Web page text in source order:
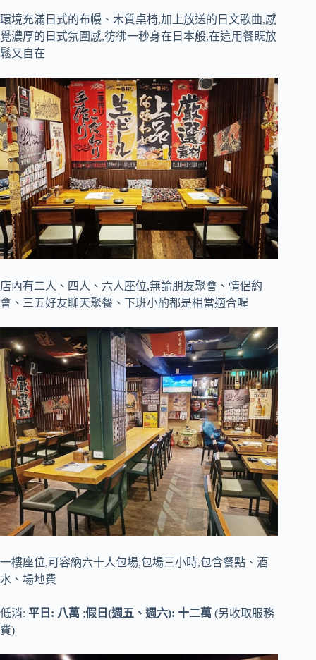
環境充滿日式的布幔、木質桌椅,加上放送的日文歌曲,感
覺濃厚的日式氛圍感,彷彿一秒身在日本般,在這用餐既放
鬆又自在
店內有二人、四人、六人座位,無論朋友聚會、情侶約
會、三五好友聊天聚餐、下班小酌都是相當適合喔
一樓座位,可容納六十人包場,包場三小時,包含餐點、酒
水、場地費
低消: 平日: 八萬 ;假日(週五、週六): 十二萬 (另收取服務
費)